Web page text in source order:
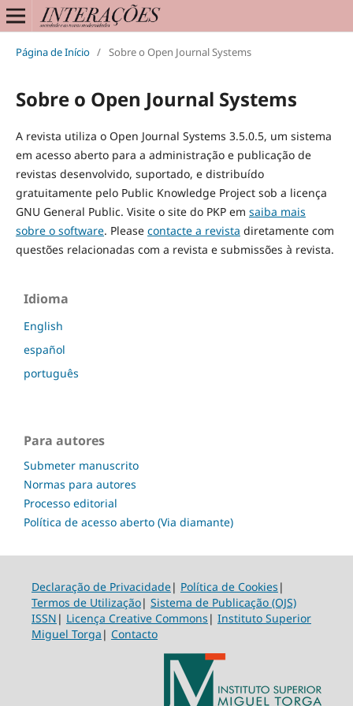
Página de Início / Sobre o Open Journal Systems
Sobre o Open Journal Systems
A revista utiliza o Open Journal Systems 3.5.0.5, um sistema
em acesso aberto para a administração e publicação de
revistas desenvolvido, suportado, e distribuído
gratuitamente pelo Public Knowledge Project sob a licença
GNU General Public. Visite o site do PKP em saiba mais
sobre o software. Please contacte a revista diretamente com
questões relacionadas com a revista e submissões à revista.
Idioma
English
español
português
Para autores
Submeter manuscrito
Normas para autores
Processo editorial
Política de acesso aberto (Via diamante)
Declaração de Privacidade| Política de Cookies |
Termos de Utilização| Sistema de Publicação (OJS)
ISSN | Licença Creative Commons | Instituto Superior
Miguel Torga | Contacto